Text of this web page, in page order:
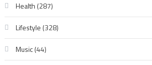
Health (287)
Lifestyle (328)
Music(44)